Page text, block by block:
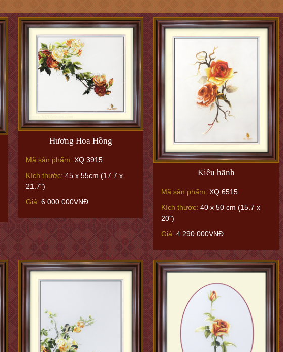
Hương Hoa Hồng
Mã sản phẩm: XQ.3915
Kích thước: 45 x 55cm (17.7 x
21.7")
Giá: 6.000.000VNĐ
Kiêu hãnh
Mã sản phẩm: XQ.6515
Kích thước: 40 x 50 cm (15.7 x
20")
Giá: 4.290.000VNĐ